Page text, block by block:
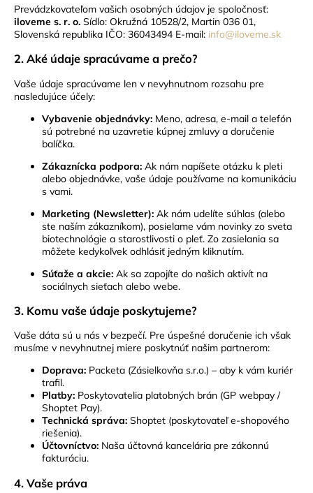
Prevádzkovateľom vašich osobných údajov je spoločnosť:
iloveme s. r. o. Sídlo: Okružná 10528/2, Martin 036 01,
Slovenská republika IČO: 36043494 E-mail: info@iloveme.sk
2. Aké údaje spracúvame a prečo?
Vaše údaje spracúvame len v nevyhnutnom rozsahu pre
nasledujúce účely:
Vybavenie objednávky: Meno, adresa, e-mail a telefón
sú potrebné na uzavretie kúpnej zmluvy a doručenie
balíčka.
Zákaznícka podpora: Ak nám napíšete otázku k pleti
alebo objednávke, vaše údaje používame na komunikáciu
s vami.
Marketing (Newsletter): Ak nám udelíte súhlas (alebo
ste naším zákazníkom), posielame vám novinky zo sveta
biotechnológie a starostlivosti o pleť. Zo zasielania sa
môžete kedykoľvek odhlásiť jedným kliknutím.
Súťaže a akcie: Ak sa zapojíte do našich aktivít na
sociálnych sieťach alebo webe.
3. Komu vaše údaje poskytujeme?
Vaše dáta sú u nás v bezpečí. Pre úspešné doručenie ich však
musíme v nevyhnutnej miere poskytnúť našim partnerom:
Doprava: Packeta (Zásielkovňa s.r.o.) – aby k vám kuriér
trafil.
Platby: Poskytovatelia platobných brán (GP webpay /
Shoptet Pay).
Technická správa: Shoptet (poskytovateľ e-shopového
riešenia).
Účtovníctvo: Naša účtovná kancelária pre zákonnú
fakturáciu.
4. Vaše práva